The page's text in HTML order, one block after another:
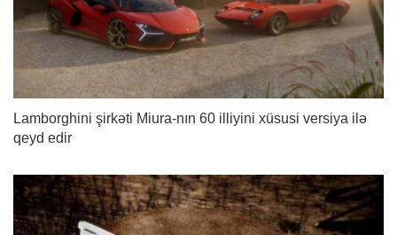
Lamborghini şirkəti Miura-nın 60 illiyini xüsusi versiya ilə
qeyd edir